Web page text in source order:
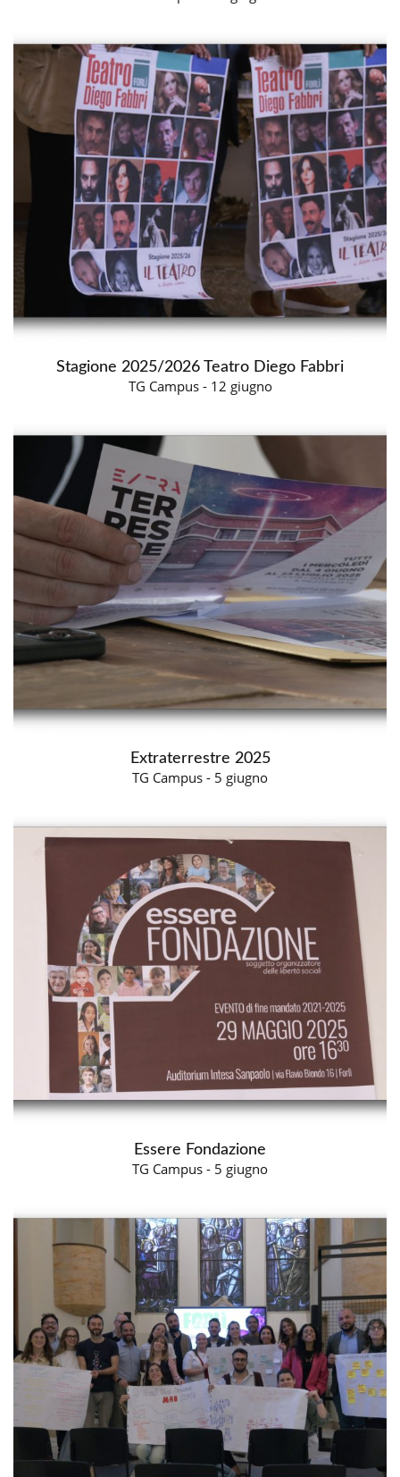
Stagione 2025/2026 Teatro Diego Fabbri
TG Campus - 12 giugno
Extraterrestre 2025
TG Campus - 5 giugno
Essere Fondazione
TG Campus - 5 giugno